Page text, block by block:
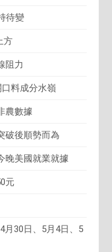
待變
方
阻力
料成分水嶺
農數據
破後順勢而為
晚美國就業就據
元
月30日、5月4日、5